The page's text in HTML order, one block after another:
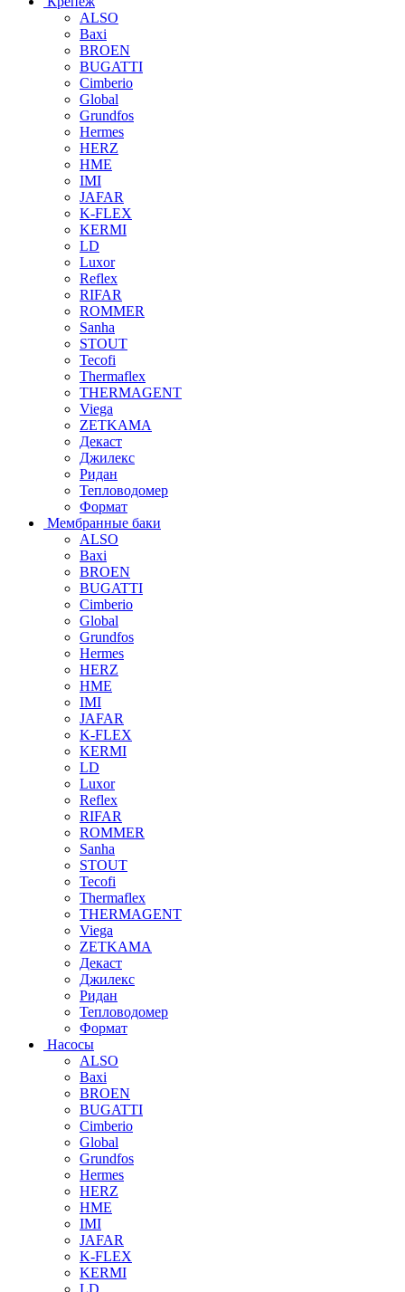
ALSO
Baxi
BROEN
BUGATTI
Cimberio
Global
Grundfos
Hermes
HERZ
HME
IMI
JAFAR
K-FLEX
KERMI
LD
Luxor
Reflex
RIFAR
ROMMER
Sanha
STOUT
Tecofi
Thermaflex
THERMAGENT
Viega
ZETKAMA
Декаст
Джилекс
Ридан
Тепловодомер
Формат
Мембранные баки
ALSO
Baxi
BROEN
BUGATTI
Cimberio
Global
Grundfos
Hermes
HERZ
HME
IMI
JAFAR
K-FLEX
KERMI
LD
Luxor
Reflex
RIFAR
ROMMER
Sanha
STOUT
Tecofi
Thermaflex
THERMAGENT
Viega
ZETKAMA
Декаст
Джилекс
Ридан
Тепловодомер
Формат
Насосы
ALSO
Baxi
BROEN
BUGATTI
Cimberio
Global
Grundfos
Hermes
HERZ
HME
IMI
JAFAR
K-FLEX
KERMI
LD